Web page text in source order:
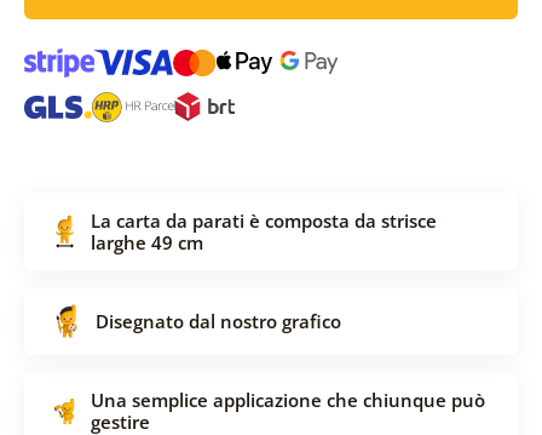
La carta da parati è composta da strisce
larghe 49 cm
Disegnato dal nostro grafico
Una semplice applicazione che chiunque può
gestire